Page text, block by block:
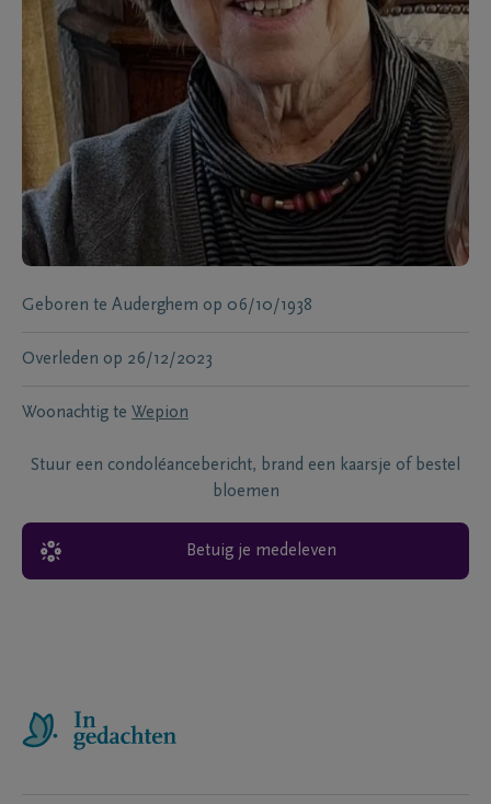
Geboren te Auderghem op 06/10/1938
Overleden op 26/12/2023
Woonachtig te Wepion
Stuur een condoléancebericht, brand een kaarsje of bestel
bloemen
Betuig je medeleven